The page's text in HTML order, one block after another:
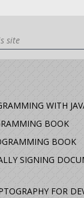
WITH
BOOK
BOOK
SIGNING
FOR